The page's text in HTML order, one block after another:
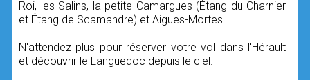
Roi, les Salins, la petite Camargues (Étang du Charnier
et Étang de Scamandre) et Aigues-Mortes.
N'attendez plus pour réserver votre vol dans l'Hérault
et découvrir le Languedoc depuis le ciel.